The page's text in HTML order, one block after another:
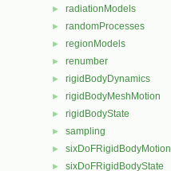
► radiationModels
► randomProcesses
► regionModels
► renumber
► rigidBodyDynamics
► rigidBodyMeshMotion
► rigidBodyState
► sampling
► sixDoFRigidBodyMotion
► sixDoFRigidBodyState